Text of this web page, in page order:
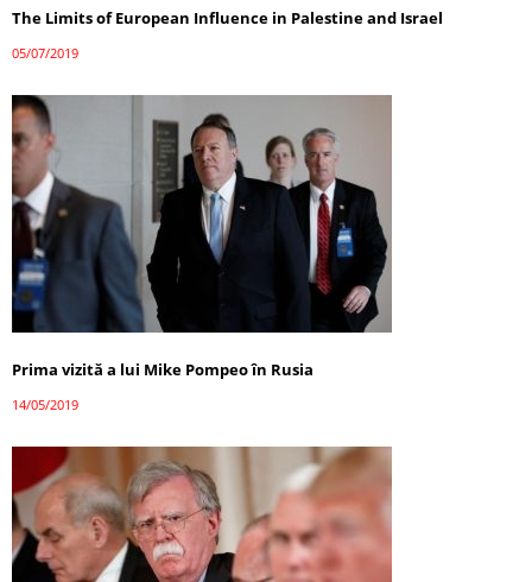
The Limits of European Influence in Palestine and Israel
05/07/2019
Prima vizită a lui Mike Pompeo în Rusia
14/05/2019